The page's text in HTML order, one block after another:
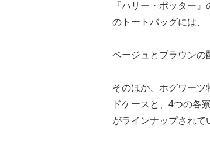
『ハリー・ポッター
のトートバッグには、
ベージュとブラウンの
そのほか、ホグワーツ
ドケースと、4つの各
がラインナップされて